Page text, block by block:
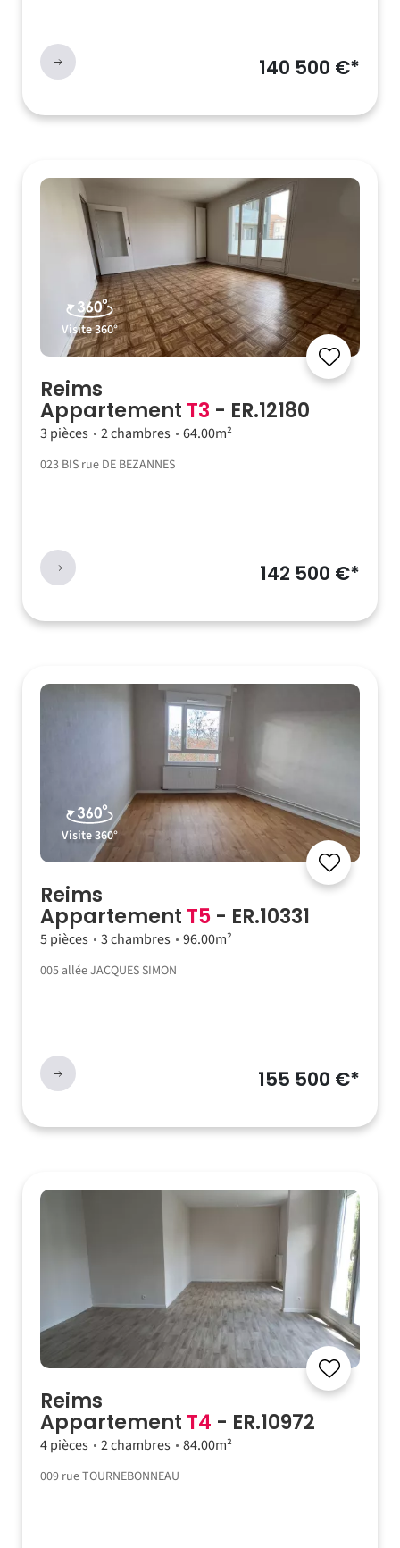
140 500 €*
Visite 360°
Reims
Appartement T3 - ER.12180
3 pièces 2 chambres 64.00m²
023 BIS rue DE BEZANNES
142 500 €*
Visite 360°
Reims
Appartement T5 - ER.10331
5 pièces 3 chambres 96.00m²
005 allée JACQUES SIMON
155 500 €*
Reims
Appartement T4 - ER.10972
4 pièces 2 chambres 84.00m²
009 rue TOURNEBONNEAU